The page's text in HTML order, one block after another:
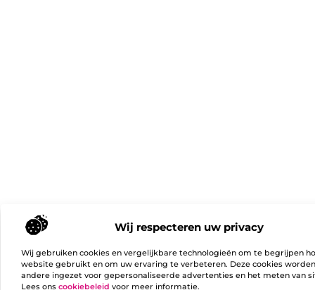
Wij respecteren uw privacy
Wij gebruiken cookies en vergelijkbare technologieën om te begrijpen
website gebruikt en om uw ervaring te verbeteren. Deze cookies
andere ingezet voor gepersonaliseerde advertenties en het meten van
Lees ons cookiebeleid voor meer informatie.